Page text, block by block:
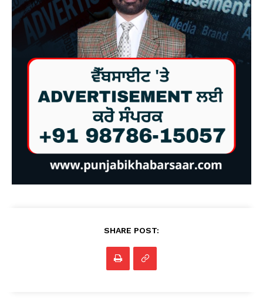
SHARE POST: